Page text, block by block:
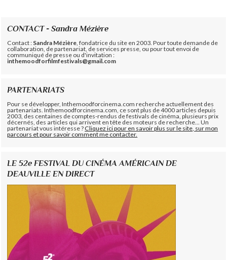
CONTACT - Sandra Mézière
Contact : Sandra Mézière , fondatrice du site en 2003. Pour toute demande de
collaboration, de partenariat, de services presse, ou pour tout envoi de
communiqué de presse ou d'invitation :
inthemoodforfilmfestivals@gmail.com
PARTENARIATS
Pour se développer, Inthemoodforcinema.com recherche actuellement des
partenariats. Inthemoodforcinema.com, ce sont plus de 4000 articles depuis
2003, des centaines de comptes-rendus de festivals de cinéma, plusieurs prix
décernés, des articles qui arrivent en tête des moteurs de recherche... Un
partenariat vous intéresse ?Cliquez ici pour en savoir plus sur le site, sur mon
parcours et pour savoir comment me contacter.
LE 52e FESTIVAL DU CINÉMA AMÉRICAIN DE
DEAUVILLE EN DIRECT